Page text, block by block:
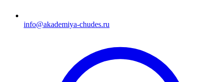
info@akademiya-chudes.ru